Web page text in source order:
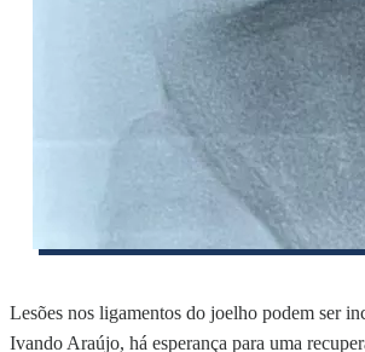
Lesões nos ligamentos do joelho podem ser
Ivando Araújo, há esperança para uma